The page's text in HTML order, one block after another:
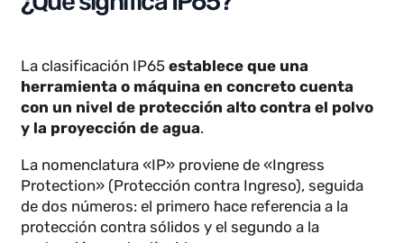
comunes en entornos industriales.
¿Qué significa IP65?
herramienta o máquina en concreto cuenta
con un nivel de protección alto contra el polvo
y la proyección de agua .